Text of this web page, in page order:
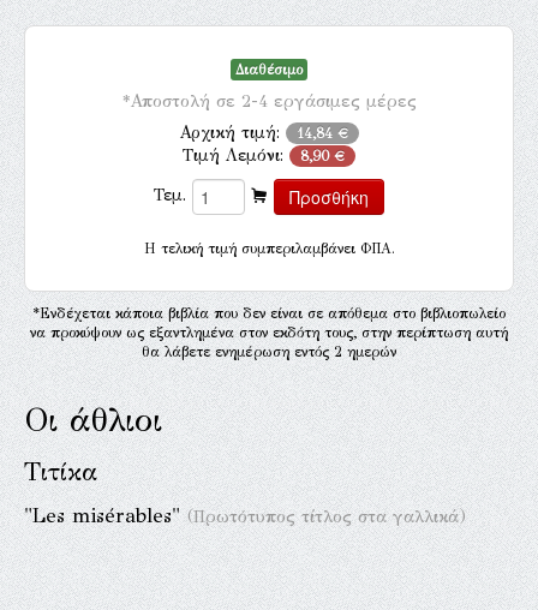
Διαθέσιμο
*Αποστολή σε 2-4 εργάσιμες μέρες
Αρχική τιμή: 14,84 €
Τιμή Λεμόνι: 8,90 €
Τεμ.
H τελική τιμή συμπεριλαμβάνει ΦΠΑ.
*Ενδέχεται κάποια βιβλία που δεν είναι σε απόθεμα στο βιβλιοπωλείο
να προκύψουν ως εξαντλημένα στον εκδότη τους, στην περίπτωση αυτή
θα λάβετε ενημέρωση εντός 2 ημερών
Οι άθλιοι
Τιτίκα
"Les misérables"(Πρωτότυπος τίτλος στα γαλλικά)